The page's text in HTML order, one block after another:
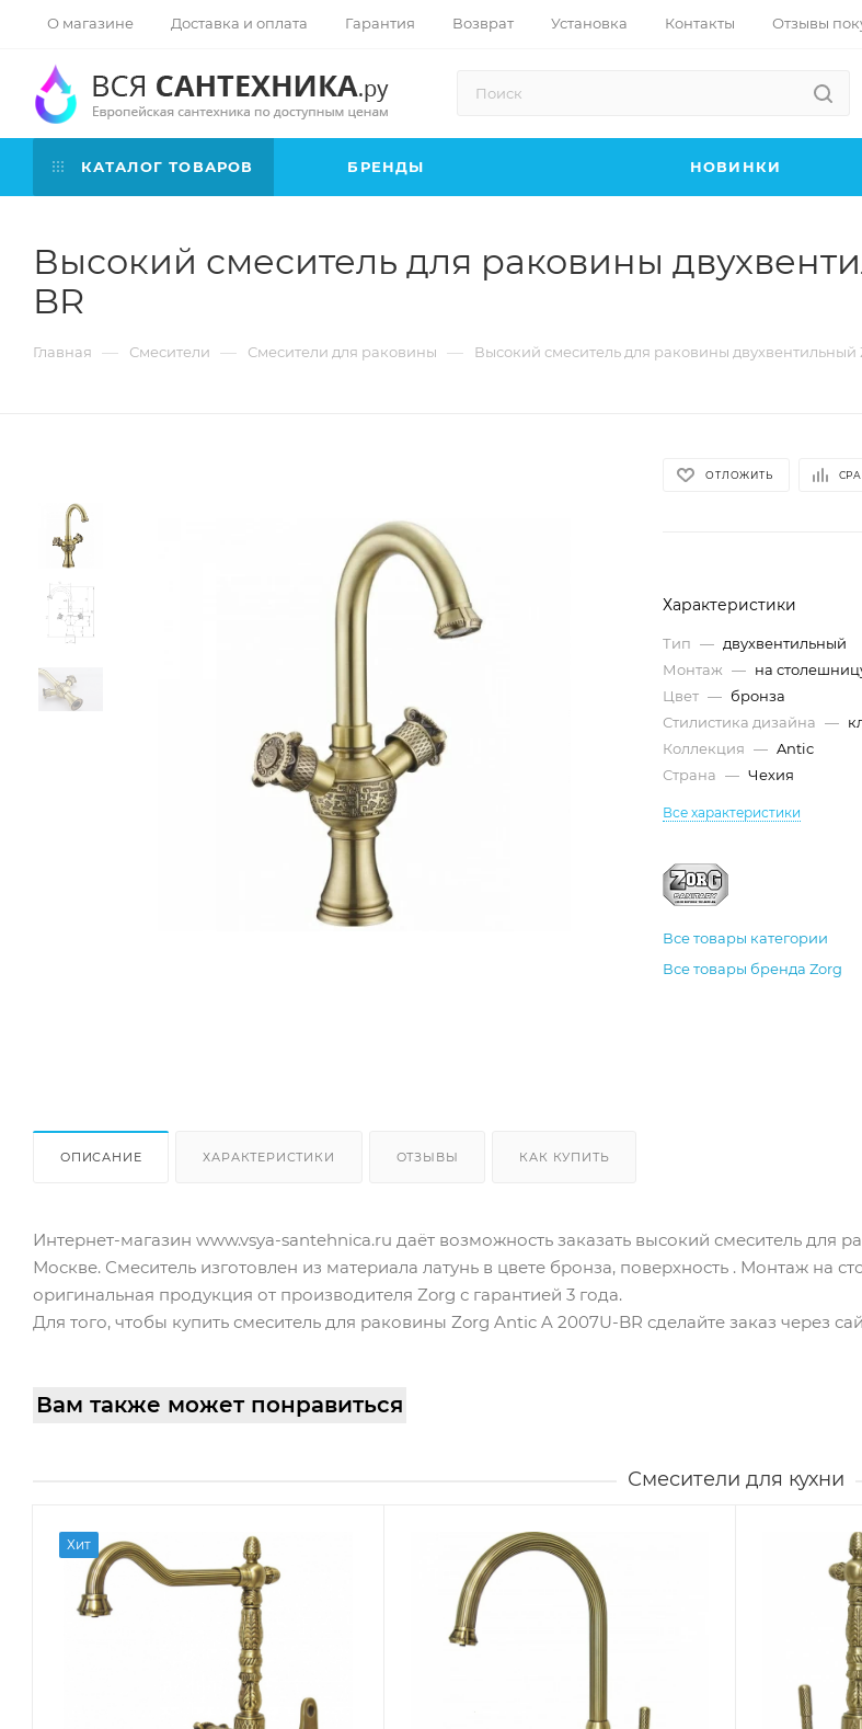
О магазине Доставка и оплата Гарантия Возврат Установка Контакты Отзывы
КАТАЛОГ ТОВАРОВ БРЕНДЫ НОВИНКИ
Высокий смеситель для раковины
BR
Главная — Смесители — Смесители для раковины — Высокий смеситель для раковины двухвентильный
ОТЛОЖИТЬ
Характеристики
Тип — двухвентильный
Монтаж — на
Цвет — бронза
Стилистика дизайна —
Коллекция — Antic
Страна — Чехия
Все характеристики
Все товары категории
Все товары бренда Zorg
ОПИСАНИЕ ХАРАКТЕРИСТИКИ ОТЗЫВЫ КАК КУПИТЬ
Интернет-магазин www.vsya-santehnica.ru даёт возможность заказать высокий смеситель для
Москве. Смеситель изготовлен из материала латунь в цвете бронза, поверхность . Монтаж на
оригинальная продукция от производителя Zorg с гарантией 3 года.
Для того, чтобы купить смеситель для раковины Zorg Antic A 2007U-BR сделайте заказ через
Вам также может понравиться
Смесители для кухни
Хит